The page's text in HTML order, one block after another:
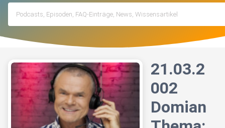
21.03.2
002
Domian